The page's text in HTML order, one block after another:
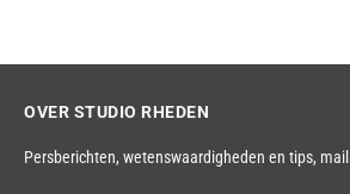
OVER STUDIO RHEDEN
Persberichten, wetenswaardigheden en tips,